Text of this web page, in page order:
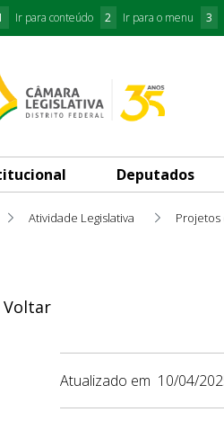
Ir para conteúdo 2 Ir para o menu 3
Deputados
Atividade Legislativa
Voltar
Atualizado em 10/04/